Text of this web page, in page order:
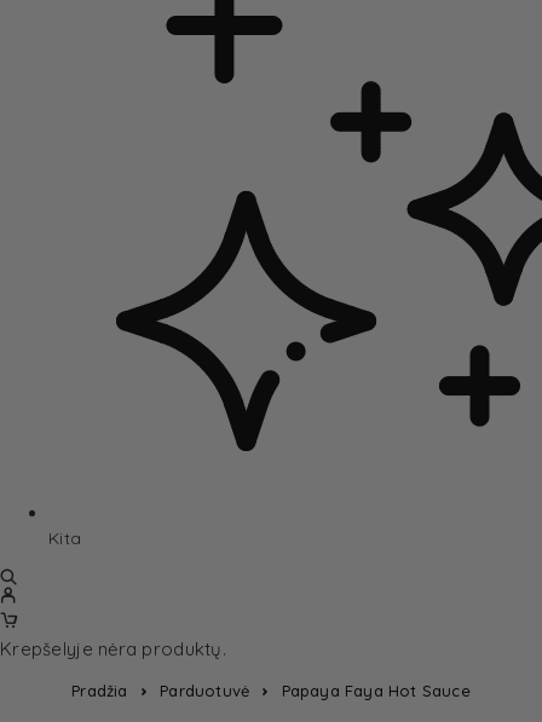
Kita
Krepšelyje nėra produktų.
Pradžia Parduotuvė Papaya Faya Hot Sauce